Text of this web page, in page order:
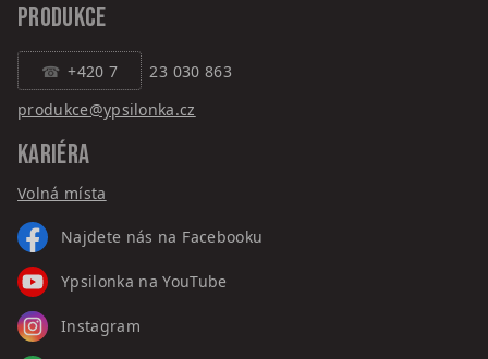
PRODUKCE
+420 7
23 030 863
produkce@ypsilonka.cz
KARIÉRA
Volná místa
Najdete nás na Facebooku
Ypsilonka na YouTube
Instagram